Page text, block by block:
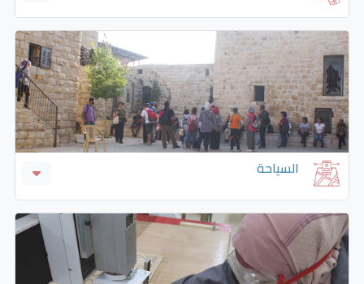
الاداء الموسيقي
حرف يدوية (الخزف والسيراميك والصدف وخشب
الزيتون)
فن الصياغة
السياحة
الدليل السياحي